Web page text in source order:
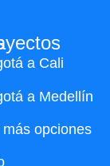
a Cali
a Medellín
más opciones